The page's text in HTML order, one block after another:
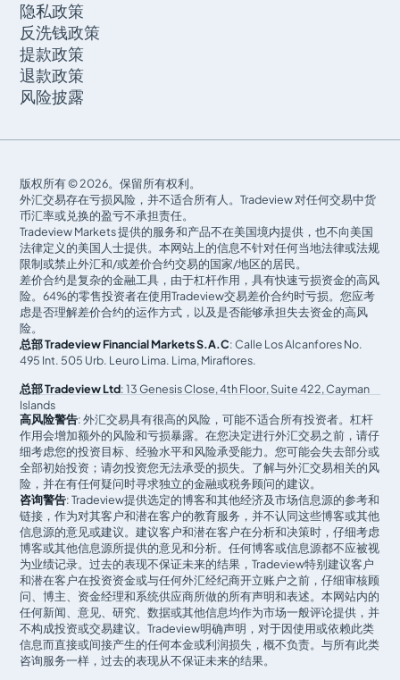
隐私政策
反洗钱政策
提款政策
退款政策
风险披露
版权所有 © 2026。保留所有权利。
外汇交易存在亏损风险，并不适合所有人。Tradeview 对任何交易中货
币汇率或兑换的盈亏不承担责任。
Tradeview Markets 提供的服务和产品不在美国境内提供，也不向美国
法律定义的美国人士提供。本网站上的信息不针对任何当地法律或法规
限制或禁止外汇和/或差价合约交易的国家/地区的居民。
差价合约是复杂的金融工具，由于杠杆作用，具有快速亏损资金的高风
险。64%的零售投资者在使用Tradeview交易差价合约时亏损。您应考
虑是否理解差价合约的运作方式，以及是否能够承担失去资金的高风
险。
总部 Tradeview Financial Markets S.A.C: Calle Los Alcanfores No.
495 Int. 505 Urb. Leuro Lima. Lima, Miraflores.
总部 Tradeview Ltd: 13 Genesis Close, 4th Floor, Suite 422, Cayman
Islands
高风险警告: 外汇交易具有很高的风险，可能不适合所有投资者。杠杆
作用会增加额外的风险和亏损暴露。在您决定进行外汇交易之前，请仔
细考虑您的投资目标、经验水平和风险承受能力。您可能会失去部分或
全部初始投资；请勿投资您无法承受的损失。了解与外汇交易相关的风
险，并在有任何疑问时寻求独立的金融或税务顾问的建议。
咨询警告: Tradeview提供选定的博客和其他经济及市场信息源的参考和
链接，作为对其客户和潜在客户的教育服务，并不认同这些博客或其他
信息源的意见或建议。建议客户和潜在客户在分析和决策时，仔细考虑
博客或其他信息源所提供的意见和分析。任何博客或信息源都不应被视
为业绩记录。过去的表现不保证未来的结果，Tradeview特别建议客户
和潜在客户在投资资金或与任何外汇经纪商开立账户之前，仔细审核顾
问、博主、资金经理和系统供应商所做的所有声明和表述。本网站内的
任何新闻、意见、研究、数据或其他信息均作为市场一般评论提供，并
不构成投资或交易建议。Tradeview明确声明，对于因使用或依赖此类
信息而直接或间接产生的任何本金或利润损失，概不负责。与所有此类
咨询服务一样，过去的表现从不保证未来的结果。